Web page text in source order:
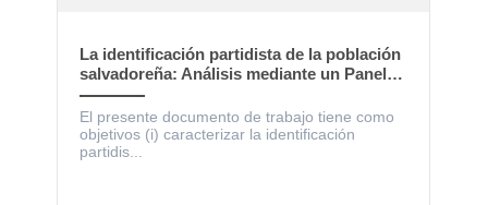
La identificación partidista de la población
salvadoreña: Análisis mediante un Panel
Electoral
El presente documento de trabajo tiene como
objetivos (i) caracterizar la identificación
partidis...